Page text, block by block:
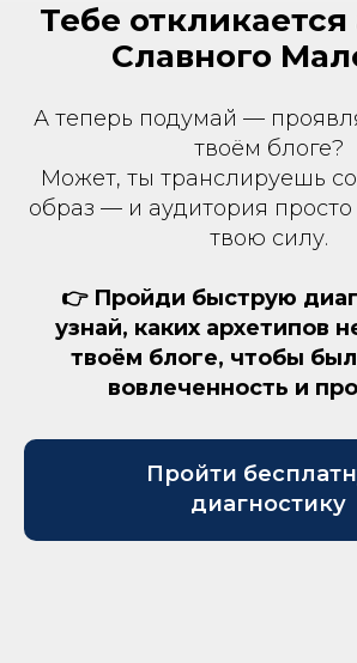
Тебе откликается
Славного
А теперь подумай —
твоём блоге?
Может, ты транслируешь
образ — и аудитория
твою силу.
👉 Пройди быструю
узнай, каких архетипов
твоём блоге, чтобы
вовлеченность и
Пройти
диагностику